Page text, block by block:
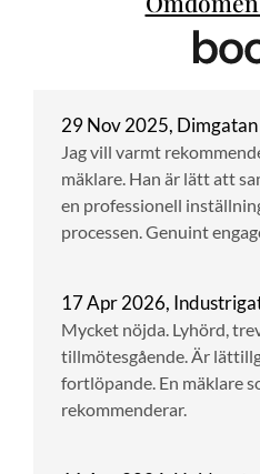
29 Nov 2025,
Jag vill varmt
mäklare. Han är lätt att
en professionell
processen. Genuint
17 Apr 2026,
Mycket nöjda. Lyhörd,
tillmötesgående. Är
fortlöpande. En mäklare
rekommenderar.